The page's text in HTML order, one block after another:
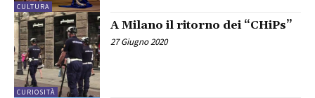
CULTURA
CURIOSITÀ
A Milano il ritorno dei “CHiPs”
27 Giugno 2020